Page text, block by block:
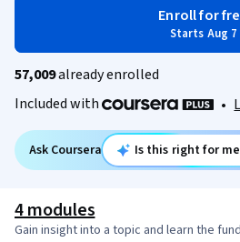
Enroll for
Starts Aug 7
57,009already enrolled
Included with
•
Ask Coursera Is this right for
4 modules
Gain insight into a topic and learn the